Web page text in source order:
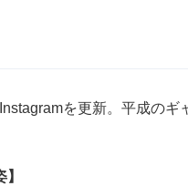
を更新。平成のギ